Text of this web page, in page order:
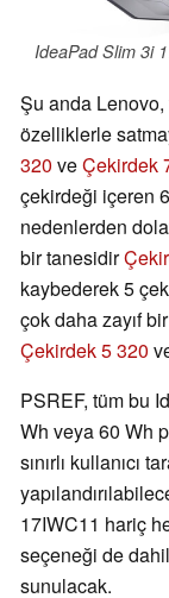
IdeaPad Slim 3i
Şu anda
özelliklerle
320 veÇekirdek
çekirdeği içeren
nedenlerden
bir tanesidir
kaybederek 5
çok daha zayıf
Çekirdek 5 320
PSREF, tüm bu
Wh veya 60 Wh
sınırlı kullanıcı
17IWC11 hariç
seçeneği de
sunulacak.